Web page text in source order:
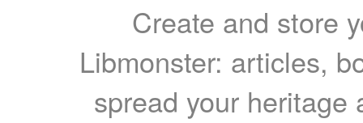
Create and store
Libmonster: articles,
spread your heritage